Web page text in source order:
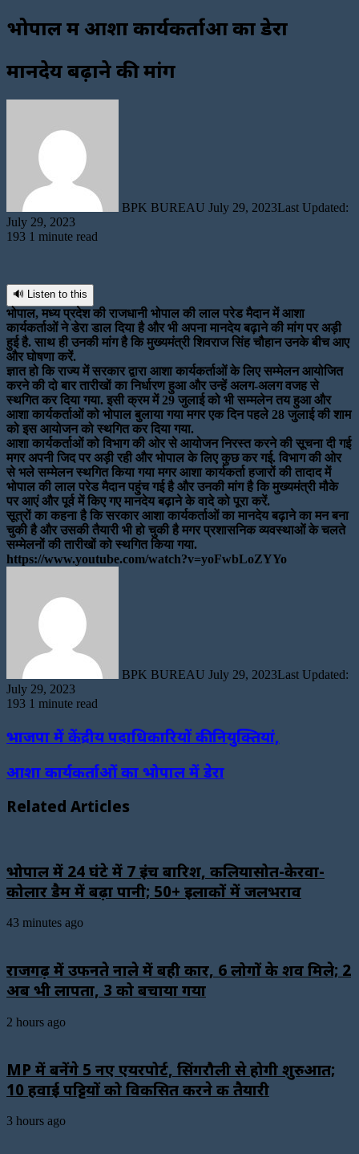
भोपाल में आशा कार्यकर्ताओं का डेरा
मानदेय बढ़ाने की मांग
BPK BUREAU July 29, 2023Last Updated:
July 29, 2023
193 1 minute read
🔊 Listen to this
भोपाल, मध्य प्रदेश की राजधानी भोपाल की लाल परेड मैदान में आशा
कार्यकर्ताओं ने डेरा डाल दिया है और भी अपना मानदेय बढ़ाने की मांग पर अड़ी
हुई है. साथ ही उनकी मांग है कि मुख्यमंत्री शिवराज सिंह चौहान उनके बीच आए
और घोषणा करें.
ज्ञात हो कि राज्य में सरकार द्वारा आशा कार्यकर्ताओं के लिए सम्मेलन आयोजित
करने की दो बार तारीखों का निर्धारण हुआ और उन्हें अलग-अलग वजह से
स्थगित कर दिया गया. इसी क्रम में 29 जुलाई को भी सम्मलेन तय हुआ और
आशा कार्यकर्ताओं को भोपाल बुलाया गया मगर एक दिन पहले 28 जुलाई की शाम
को इस आयोजन को स्थगित कर दिया गया.
आशा कार्यकर्ताओं को विभाग की ओर से आयोजन निरस्त करने की सूचना दी गई
मगर अपनी जिद पर अड़ी रही और भोपाल के लिए कुछ कर गई. विभाग की ओर
से भले सम्मेलन स्थगित किया गया मगर आशा कार्यकर्ता हजारों की तादाद में
भोपाल की लाल परेड मैदान पहुंच गई है और उनकी मांग है कि मुख्यमंत्री मौके
पर आएं और पूर्व में किए गए मानदेय बढ़ाने के वादे को पूरा करें.
सूत्रों का कहना है कि सरकार आशा कार्यकर्ताओं का मानदेय बढ़ाने का मन बना
चुकी है और उसकी तैयारी भी हो चुकी है मगर प्रशासनिक व्यवस्थाओं के चलते
सम्मेलनों की तारीखों को स्थगित किया गया.
https://www.youtube.com/watch?v=yoFwbLoZYYo
BPK BUREAU July 29, 2023Last Updated:
July 29, 2023
193 1 minute read
भाजपा में केंद्रीय पदाधिकारियों की नियुक्तियां,
आशा कार्यकर्ताओं का भोपाल में डेरा
Related Articles
भोपाल में 24 घंटे में 7 इंच बारिश, कलियासोत-केरवा-
कोलार डैम में बढ़ा पानी; 50+ इलाकों में जलभराव
43 minutes ago
राजगढ़ में उफनते नाले में बही कार, 6 लोगों के शव मिले; 2
अब भी लापता, 3 को बचाया गया
2 hours ago
MP में बनेंगे 5 नए एयरपोर्ट, सिंगरौली से होगी शुरुआत;
10 हवाई पट्टियों को विकसित करने की तैयारी
3 hours ago